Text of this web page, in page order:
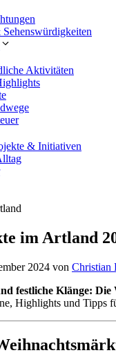
Aktivitäten
& Initiativen
im Artland
2024 von Christian
festliche Klänge:
Highlights und Tipps